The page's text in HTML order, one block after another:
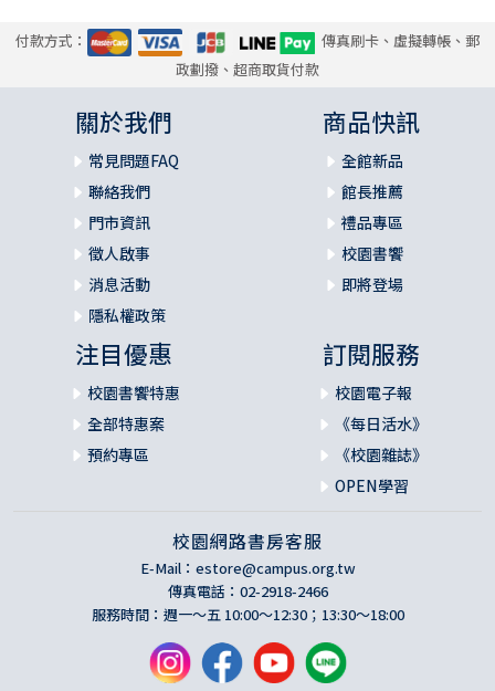
付款方式：
傳真刷卡、虛擬轉帳、郵
政劃撥、超商取貨付款
關於我們
常見問題FAQ
聯絡我們
門市資訊
徵人啟事
消息活動
隱私權政策
商品快訊
全館新品
館長推薦
禮品專區
校園書饗
即將登場
注目優惠
校園書饗特惠
全部特惠案
預約專區
訂閱服務
校園電子報
《每日活水》
《校園雜誌》
OPEN學習
校園網路書房客服
E-Mail： estore@campus.org.tw
傳真電話：02-2918-2466
服務時間：週一～五 10:00～12:30；13:30～18:00